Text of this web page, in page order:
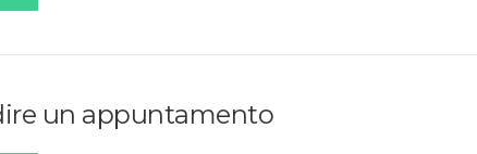
un appuntamento